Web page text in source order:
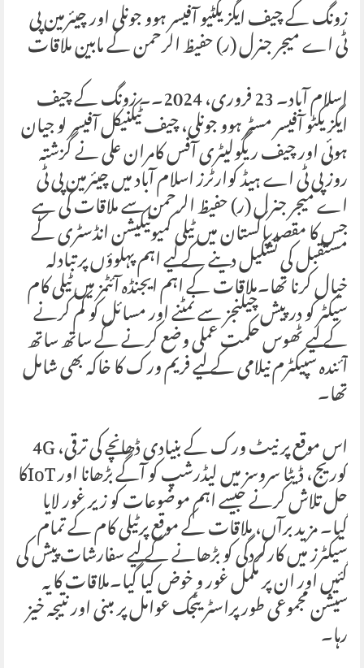
زونگ کے چیف ایگزیکٹیو آفیسر ہوو جونلی اور چیئرمین پی
ٹی اے میجر جنرل (ر) حفیظ الرحمن کے مابین ملاقات
اسلام آباد۔ 23 فروری، 2024۔۔ زونگ کے چیف
ایگزیکٹو آفیسر مسٹر ہوو جونلی، چیف ٹیکنیکل آفیسر لو جیان
ہوئی اور چیف ریگولیٹری آفس کامران علی نے گزشتہ
روز پی ٹی اے ہیڈ کوارٹرز اسلام آباد میں چیئرمین پی ٹی
اے میجر جنرل (ر) حفیظ الرحمن سے ملاقات کی ہے
جس کا مقصد پاکستان میں ٹیلی کمیونیکیشن انڈسٹری کے
مستقبل کی تشکیل دینے کے لیے اہم پہلوؤں پر تبادلہ
خیال کرنا تھا۔ملاقات کے اہم ایجنڈہ آئٹمز میں ٹیلی کام
سیکٹر کو درپیش چیلنجز سے نمٹنے اور مسائل کو کم کرنے
کے لیے ٹھوس حکمت عملی وضع کرنے کے ساتھ ساتھ
آئندہ سپیکٹرم نیلامی کے لیے فریم ورک کا خاکہ بھی شامل
تھا۔
اس موقع پر نیٹ ورک کے بنیادی ڈھانچے کی ترقی، 4Gکوریج، ڈیٹا سروسز میں لیڈرشپ کو آگے بڑھانا اور IoTکا حل تلاش کرنے جیسے اہم موضوعات کو زیر غور لایا
گیا۔ مزید برآں، ملاقات کے موقع پرٹیلی کام کے تمام
سیکٹرز میں کارکردگی کو بڑھانے کے لیے سفارشات پیش کی
گئیں اور ان پر مکمل غور و خوض کیا گیا۔ملاقات کا یہ
سیشن مجموعی طور پراسٹریٹجک عوامل پر مبنی اور نتیجہ خیز
رہا۔